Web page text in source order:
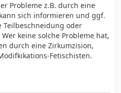
Probleme z.B. durch eine
sich informieren und ggf.
oder
keine solche Probleme hat,
durch eine Zirkumzision,
Fetischisten.